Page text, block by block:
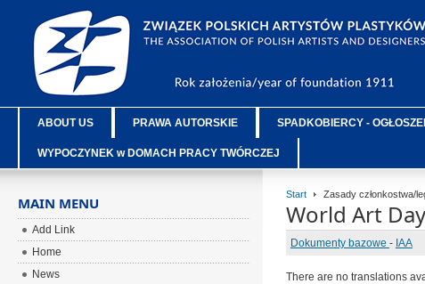
ABOUT US PRAWA AUTORSKIE SPADKOBIERCY -
WYPOCZYNEK w DOMACH PRACY TWÓRCZEJ
Start Zasady członkostwa/
World Art
Dokumenty bazowe - IAA
There are no translations
MAIN MENU
Add Link
Home
News